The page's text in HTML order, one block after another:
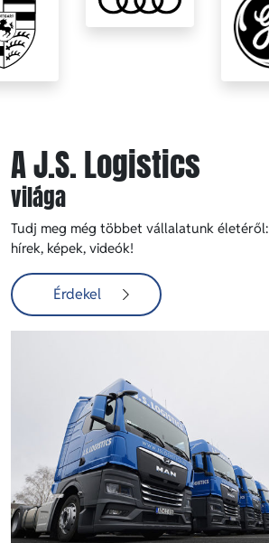
A J.S. Logistics
világa
Tudj meg még többet vállalatunk életéről:
hírek, képek, videók!
Érdekel